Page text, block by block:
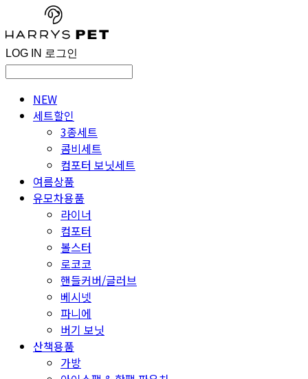
LOG IN 로그인
NEW
세트할인
3종세트
콤비세트
컴포터 보닛세트
여름상품
유모차용품
라이너
컴포터
볼스터
로코코
핸들커버/글러브
베시넷
파니에
버기 보닛
산책용품
가방